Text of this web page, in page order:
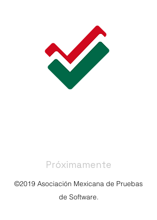
Próximamente
©2019 Asociación Mexicana de Pruebas
de Software.